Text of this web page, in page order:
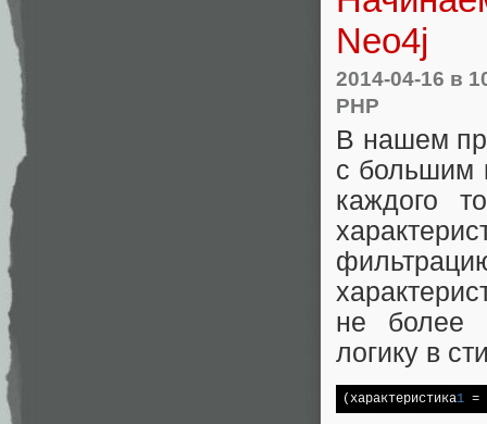
Neo4j
2014-04-16 в
PHP
В нашем
с большим
каждого
не более
логику в
(характеристика1 =